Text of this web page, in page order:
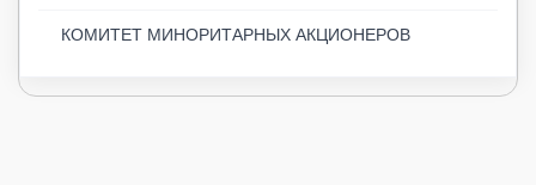
КОМИТЕТ МИНОРИТАРНЫХ АКЦИОНЕРОВ